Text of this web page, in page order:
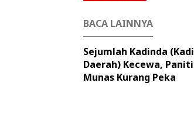
BACA LAINNYA
Sejumlah Kadinda
Daerah) Kecewa,
Munas Kurang Peka